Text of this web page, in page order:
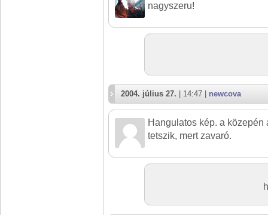
nagyszeru!
2004. július 27. | 14:47 | newcova
Hangulatos kép. a közepén
tetszik, mert zavaró.